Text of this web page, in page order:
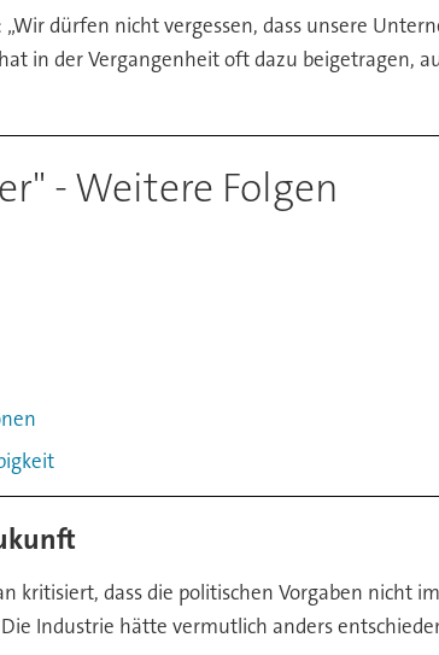
dürfen nicht vergessen, dass unsere
in der Vergangenheit oft dazu beigetragen,
- Weitere Folgen
kritisiert, dass die politischen Vorgaben nicht
Industrie hätte vermutlich anders